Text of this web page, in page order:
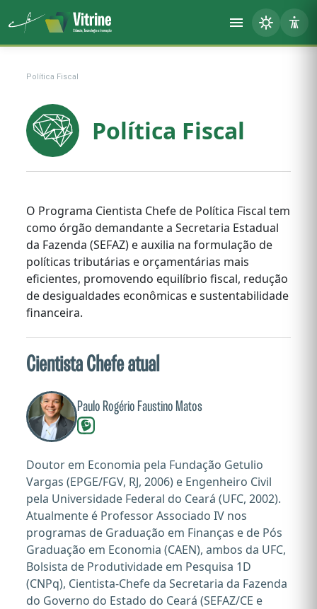
Política Fiscal
Política Fiscal
O Programa Cientista Chefe de Política Fiscal tem
como órgão demandante a Secretaria Estadual
da Fazenda (SEFAZ) e auxilia na formulação de
políticas tributárias e orçamentárias mais
eficientes, promovendo equilíbrio fiscal, redução
de desigualdades econômicas e sustentabilidade
financeira.
Cientista Chefe atual
Paulo Rogério Faustino Matos
Doutor em Economia pela Fundação Getulio
Vargas (EPGE/FGV, RJ, 2006) e Engenheiro Civil
pela Universidade Federal do Ceará (UFC, 2002).
Atualmente é Professor Associado IV nos
programas de Graduação em Finanças e de Pós
Graduação em Economia (CAEN), ambos da UFC,
Bolsista de Produtividade em Pesquisa 1D
(CNPq), Cientista-Chefe da Secretaria da Fazenda
do Governo do Estado do Ceará (SEFAZ/CE e